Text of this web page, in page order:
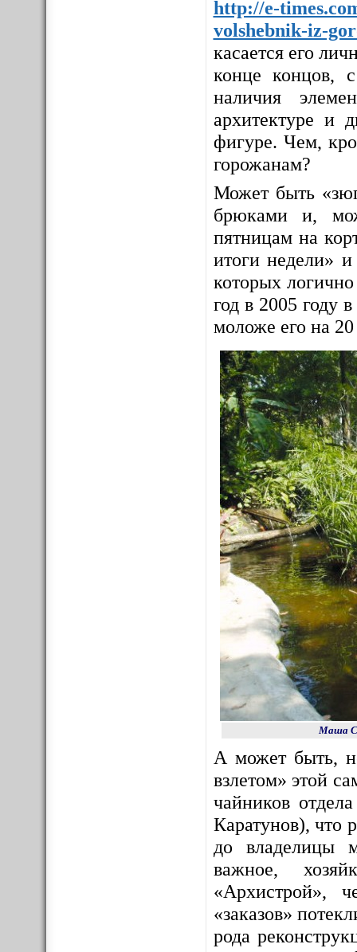
http://e-
volshebnik-iz-
касается его
конце концов,
наличия
архитектуре и
фигуре. Чем,
горожанам?
Может быть
брюками и,
пятницам на
итоги недели»
которых
год в 2005 году
моложе его на 20
Маша
А может быть,
взлетом» этой
чайников
Каратунов), что
до владелицы
важное,
«Архистрой»,
«заказов»
рода